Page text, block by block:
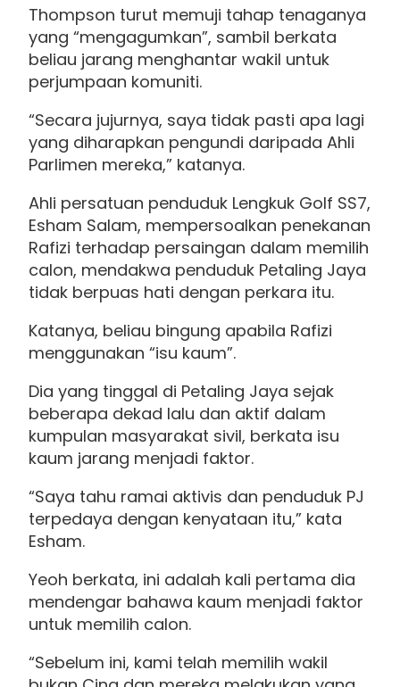
Thompson turut memuji tahap tenaganya
yang “mengagumkan”, sambil berkata
beliau jarang menghantar wakil untuk
perjumpaan komuniti.
“Secara jujurnya, saya tidak pasti apa lagi
yang diharapkan pengundi daripada Ahli
Parlimen mereka,” katanya.
Ahli persatuan penduduk Lengkuk Golf SS7,
Esham Salam, mempersoalkan penekanan
Rafizi terhadap persaingan dalam memilih
calon, mendakwa penduduk Petaling Jaya
tidak berpuas hati dengan perkara itu.
Katanya, beliau bingung apabila Rafizi
menggunakan “isu kaum”.
Dia yang tinggal di Petaling Jaya sejak
beberapa dekad lalu dan aktif dalam
kumpulan masyarakat sivil, berkata isu
kaum jarang menjadi faktor.
“Saya tahu ramai aktivis dan penduduk PJ
terpedaya dengan kenyataan itu,” kata
Esham.
Yeoh berkata, ini adalah kali pertama dia
mendengar bahawa kaum menjadi faktor
untuk memilih calon.
“Sebelum ini, kami telah memilih wakil